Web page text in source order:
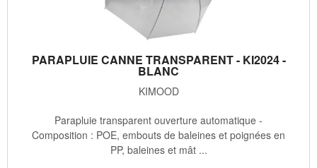
PARAPLUIE CANNE TRANSPARENT - KI2024 -
BLANC
KIMOOD
Parapluie transparent ouverture automatique -
Composition : POE, embouts de baleines et poignées en
PP, baleines et mât ...